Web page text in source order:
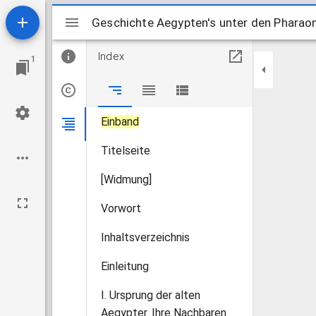
1
MiradorGeschichte Aegypten's unter den
Index
Einband
Titelseite
[Widmung]
Vorwort
Inhaltsverzeichnis
Einleitung
I. Ursprung der alten
Aegypter. Ihre Nachbaren
Geschichte Aegypten's unter den